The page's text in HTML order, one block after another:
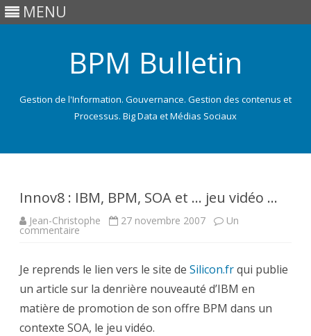
MENU
BPM Bulletin
Gestion de l'Information. Gouvernance. Gestion des contenus et
Processus. Big Data et Médias Sociaux
Innov8 : IBM, BPM, SOA et … jeu vidéo …
Jean-Christophe 27 novembre 2007 Un
commentaire sur
BPM,
SOA
et
…
jeu
vidéo
…
Je reprends le lien vers le site de Silicon.frqui publie
un article sur la denrière nouveauté d’IBM en
matière de promotion de son offre BPM dans un
contexte SOA, le jeu vidéo.